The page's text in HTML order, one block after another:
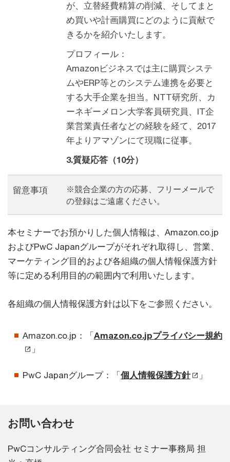
が、立替経費精算の削減、そしてまと
め買いや計画購買にどのように貢献で
きるかを紹介いたします。
プロフィール：
Amazonビジネスでは主に購買システ
ムやERP等とのシステム連携を必要と
する大手企業を担当。NTT研究所、カ
ーネギーメロン大学客員研究員、IT企
業営業責任者などの経験を経て、2017
年よりアマゾンにて現職に従事。
3.質疑応答（10分）
留意事項
※競合企業の方の応募、フリーメールで
の登録はご遠慮ください。
本セミナーでお預かりした個人情報は、Amazon.co.jp
およびPwC Japanグループがそれぞれ取得し、営業、
マーケティング目的および各組織の個人情報保護方針
等に定める利用目的の範囲内で利用いたします。
各組織の個人情報保護方針は以下をご参照ください。
Amazon.co.jp：「 Amazon.co.jpプライバシー規約
」
PwC Japanグループ：「 個人情報保護方針 」
お問い合わせ
PwCコンサルティング合同会社 セミナー事務局 担